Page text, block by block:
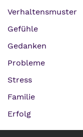
Verhaltensmuster
Gefühle
Gedanken
Probleme
Stress
Familie
Erfolg